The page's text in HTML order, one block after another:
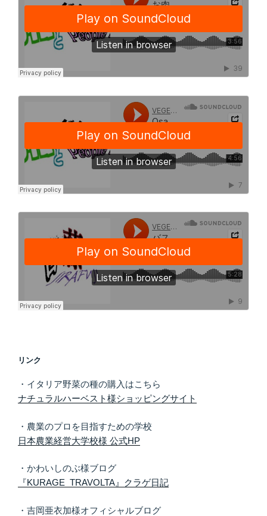
リンク
・イタリア野菜の種の購入はこちら
ナチュラルハーベスト様ショッピングサイト
・農業のプロを目指すための学校
日本農業経営大学校様 公式HP
・かわいしのぶ様ブログ
『KURAGE TRAVOLTA』クラゲ日記
・吉岡亜衣加様オフィシャルブログ